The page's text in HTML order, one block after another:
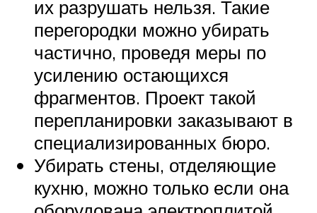
их разрушать нельзя. Такие
перегородки можно убирать
частично, проведя меры по
усилению остающихся
фрагментов. Проект такой
перепланировки заказывают в
специализированных бюро.
Убирать стены, отделяющие
кухню, можно только если она